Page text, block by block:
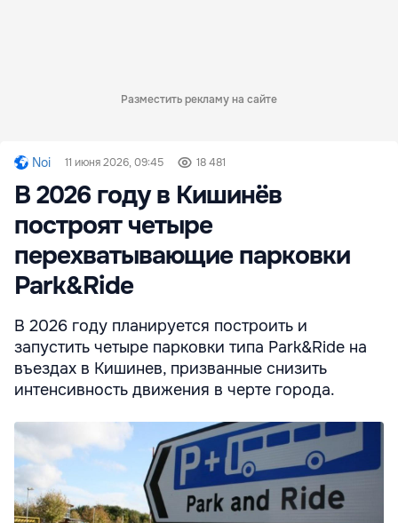
Разместить рекламу на сайте
Noi 11 июня 2026, 09:45 18 481
В 2026 году в Кишинёв
построят четыре
перехватывающие парковки
Park&Ride
В 2026 году планируется построить и
запустить четыре парковки типа Park&Ride на
въездах в Кишинев, призванные снизить
интенсивность движения в черте города.